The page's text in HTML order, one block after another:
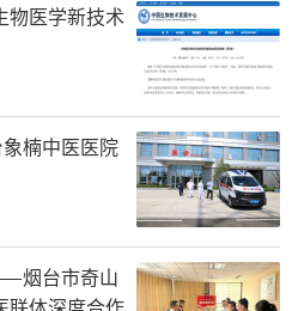
物医学新技术
楠中医医院
烟台市奇山